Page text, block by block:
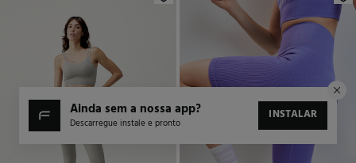
ainda sem a nossa app?
Descarregue instale e pronto
INSTALAR